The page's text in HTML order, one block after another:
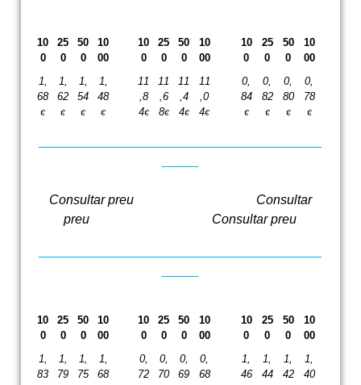
10
0
25
0
50
0
10
00
10
0
25
0
50
0
10
00
10
0
25
0
50
0
10
00
1,
68
€
1,
62
€
1,
54
€
1,
48
€
11
,8
4€
11
,6
8€
11
,4
4€
11
,0
4€
0,
84
€
0,
82
€
0,
80
€
0,
78
€
Consultar preu Consultar
preu Consultar preu
10
0
25
0
50
0
10
00
10
0
25
0
50
0
10
00
10
0
25
0
50
0
10
00
1,
83
1,
79
1,
75
1,
68
0,
72
0,
70
0,
69
0,
68
1,
46
1,
44
1,
42
1,
40